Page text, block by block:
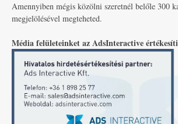
Amennyiben mégis közölni szeretnél belőle 300
megjelölésével megteheted.
Média felületeinket az AdsInteractive